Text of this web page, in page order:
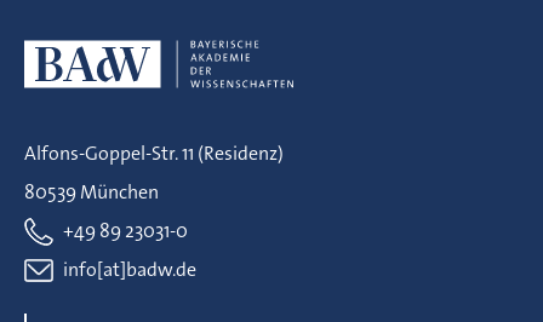
Alfons-Goppel-Str. 11 (Residenz)
80539 München
+49 89 23031-0
info[at]badw.de